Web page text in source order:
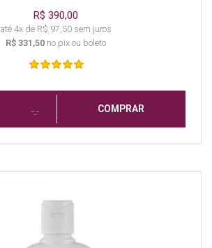
R$ 390,00
até 4x de R$ 97,50 sem juros
R$ 331,50 no pix ou boleto
COMPRAR